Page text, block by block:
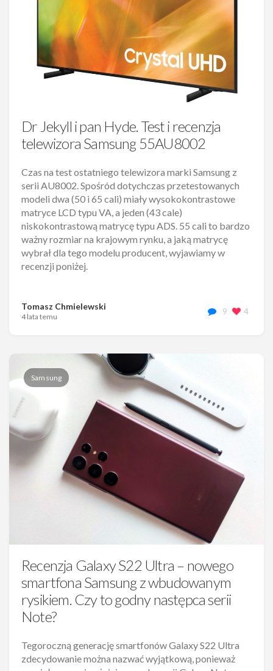
Dr Jekyll i pan Hyde. Test i recenzja
telewizora Samsung 55AU8002
Czas na test ostatniego telewizora marki Samsung z
serii AU8002. Spośród dotychczas przetestowanych
modeli dwa (50 i 65 cali) miały wysokokontrastowe
matryce LCD typu VA, a jeden (43 cale)
niskokontrastową matrycę typu ADS. 55 cali to bardzo
ważny rozmiar na krajowym rynku, a jaką matrycę
wybrał dla tego modelu producent, wyjawiamy w
recenzji poniżej.
Tomasz Chmielewski
4 lata temu
9 4
Samsung
Recenzja Galaxy S22 Ultra – nowego
smartfona Samsung z wbudowanym
rysikiem. Czy to godny następca serii
Note?
Tegoroczną generację smartfonów Galaxy S22 Ultra
zdecydowanie można nazwać wyjątkową, ponieważ